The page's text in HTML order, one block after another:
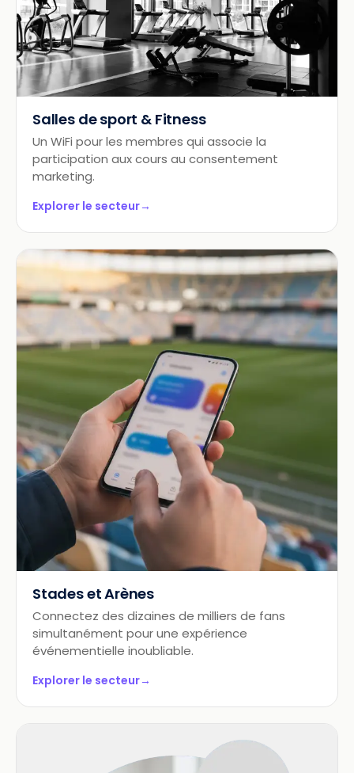
Salles de sport & Fitness
Un WiFi pour les membres qui associe la
participation aux cours au consentement
marketing.
Explorer le secteur→
Stades et Arènes
Connectez des dizaines de milliers de fans
simultanément pour une expérience
événementielle inoubliable.
Explorer le secteur→